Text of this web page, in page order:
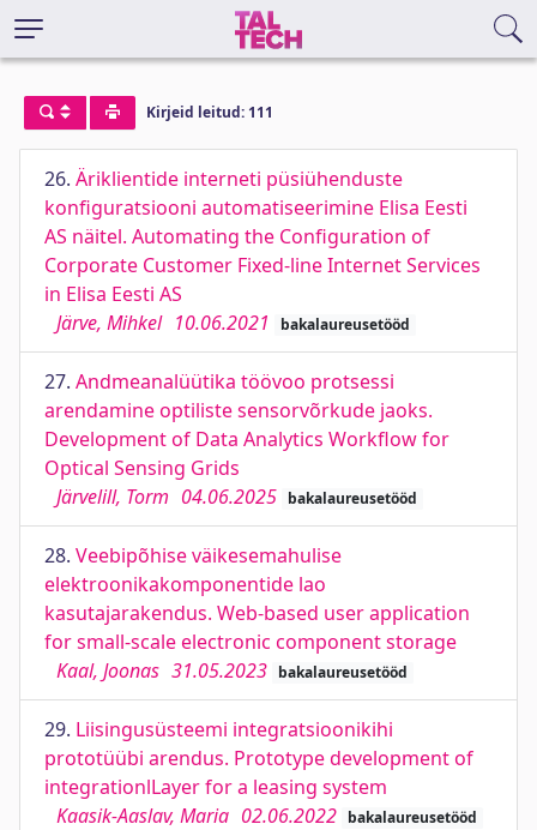
Kirjeid leitud: 111
26. Äriklientide interneti püsiühenduste
konfiguratsiooni automatiseerimine Elisa Eesti
AS näitel. Automating the Configuration of
Corporate Customer Fixed-line Internet Services
in Elisa Eesti AS
Järve, Mihkel 10.06.2021 bakalaureusetööd
27. Andmeanalüütika töövoo protsessi
arendamine optiliste sensorvõrkude jaoks.
Development of Data Analytics Workflow for
Optical Sensing Grids
Järvelill, Torm 04.06.2025 bakalaureusetööd
28. Veebipõhise väikesemahulise
elektroonikakomponentide lao
kasutajarakendus. Web-based user application
for small-scale electronic component storage
Kaal, Joonas 31.05.2023 bakalaureusetööd
29. Liisingusüsteemi integratsioonikihi
prototüübi arendus. Prototype development of
integrationlLayer for a leasing system
Kaasik-Aaslav, Maria 02.06.2022 bakalaureusetööd